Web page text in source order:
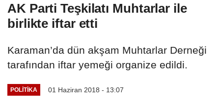
AK Parti Teşkilatı Muhtarlar ile
birlikte iftar etti
Karaman’da dün akşam Muhtarlar Derneği
tarafından iftar yemeği organize edildi.
POLITIKA 01 Haziran 2018 - 13:07